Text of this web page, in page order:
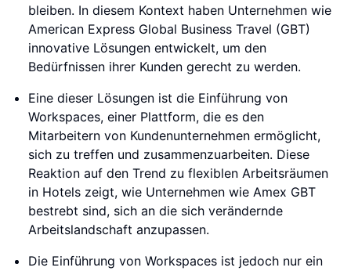
bleiben. In diesem Kontext haben Unternehmen wie
American Express Global Business Travel (GBT)
innovative Lösungen entwickelt, um den
Bedürfnissen ihrer Kunden gerecht zu werden.
Eine dieser Lösungen ist die Einführung von
Workspaces, einer Plattform, die es den
Mitarbeitern von Kundenunternehmen ermöglicht,
sich zu treffen und zusammenzuarbeiten. Diese
Reaktion auf den Trend zu flexiblen Arbeitsräumen
in Hotels zeigt, wie Unternehmen wie Amex GBT
bestrebt sind, sich an die sich verändernde
Arbeitslandschaft anzupassen.
Die Einführung von Workspaces ist jedoch nur ein